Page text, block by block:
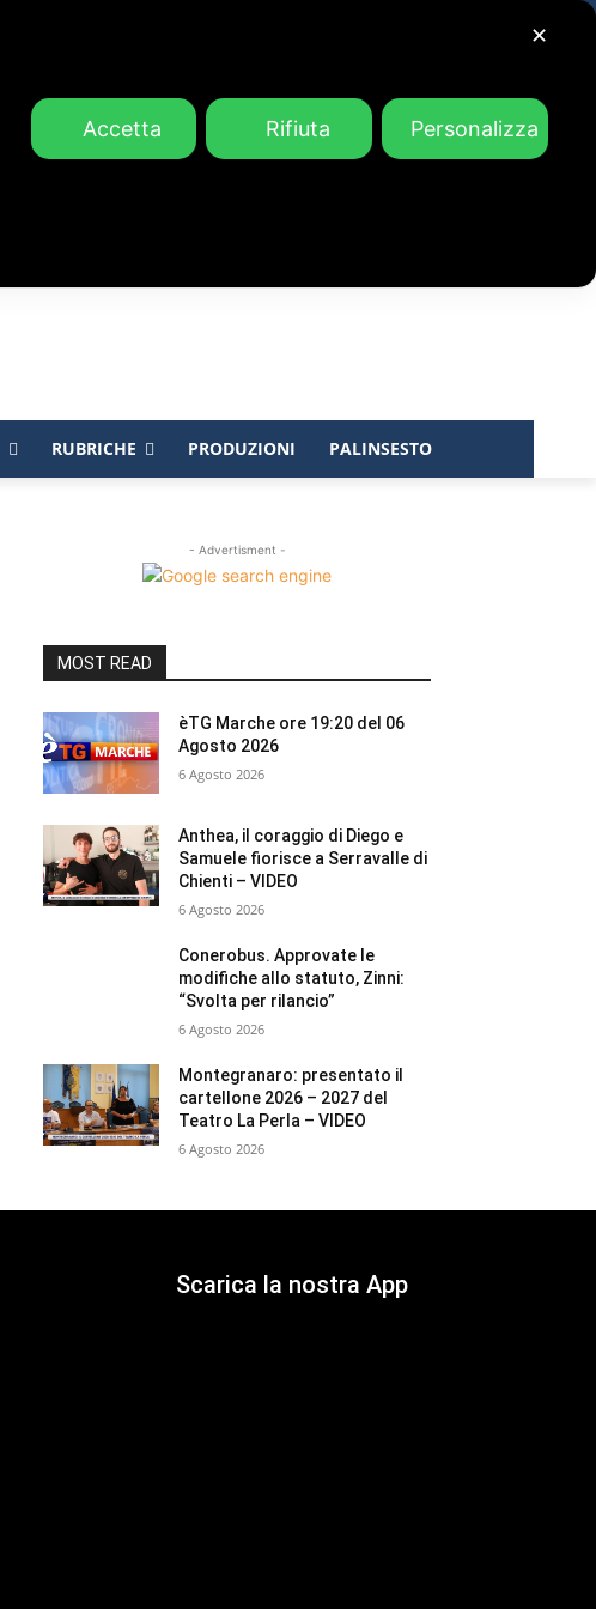
RUBRICHE PRODUZIONI PALINSESTO
- Advertisment -
MOST READ
èTG Marche ore 19:20 del 06
Agosto 2026
6 Agosto 2026
Anthea, il coraggio di Diego e
Samuele fiorisce a Serravalle di
Chienti – VIDEO
6 Agosto 2026
Conerobus. Approvate le
modifiche allo statuto, Zinni:
“Svolta per rilancio”
6 Agosto 2026
Montegranaro: presentato il
cartellone 2026 – 2027 del
Teatro La Perla – VIDEO
6 Agosto 2026
Scarica la nostra App
✕
Accetta Rifiuta Personalizza